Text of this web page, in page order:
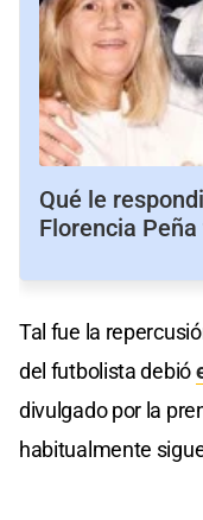
Qué le
Florencia
Tal fue la
del futbolista debió
divulgado por la
habitualmente